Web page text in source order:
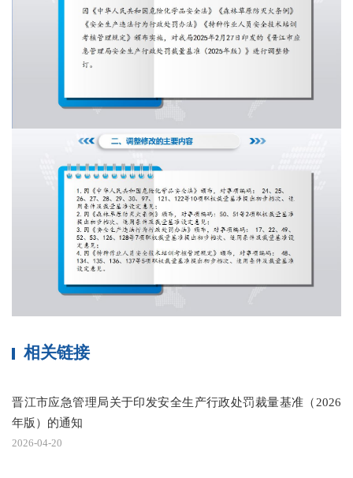
相关链接
晋江市应急管理局关于印发安全生产行政处罚裁量基准（2026
年版）的通知
2026-04-20